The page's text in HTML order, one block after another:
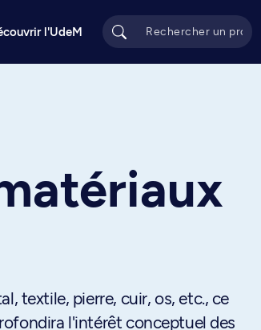
l'UdeM
textile, pierre, cuir, os, etc., ce
l'intérêt conceptuel des